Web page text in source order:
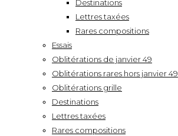
Destinations
Lettres taxées
Rares compositions
Essais
Oblitérations de janvier 49
Oblitérations rares hors janvier 49
Oblitérations grille
Destinations
Lettres taxées
Rares compositions